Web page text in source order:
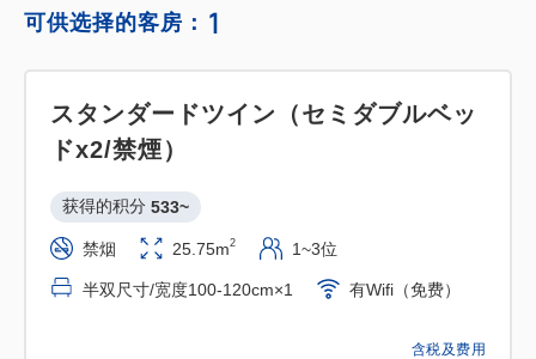
可供选择的客房： 1
含税及费用
スタンダードツイン（セミダブルベッ
ドx2/禁煙）
获得的积分 533~
禁烟 25.75m2 1~3位
半双尺寸/宽度100-120cm×1 有Wifi（免费）